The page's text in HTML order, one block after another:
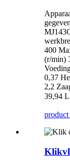
400
(r/min)
0,37
2,2
39,94